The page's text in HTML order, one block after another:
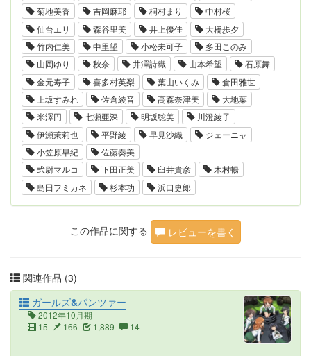
菊地美香
吉岡麻耶 桐村まり
中村桜
仙台エリ
森谷里美 井上優佳
大橋歩夕
竹内仁美
中里望 小松未可子
多田このみ
山岡ゆり
秋奈 井澤詩織 山本希望
石原舞
金元寿子
喜多村英梨 葉山いくみ
倉田雅世
上坂すみれ
佐倉綾音 高森奈津美
大地葉
米澤円
七瀬亜深 明坂聡美
川澄綾子
伊瀬茉莉也
平野綾 早見沙織
ジェーニャ
小笠原早紀
佐藤奏美
弐尉マルコ
下田正美 臼井貴彦
木村暢
島田フミカネ
杉本功 浜口史郎
この作品に関する レビューを書く
関連作品 (3)
ガールズ&パンツァー
2012年10月期
15
166 1,889 14